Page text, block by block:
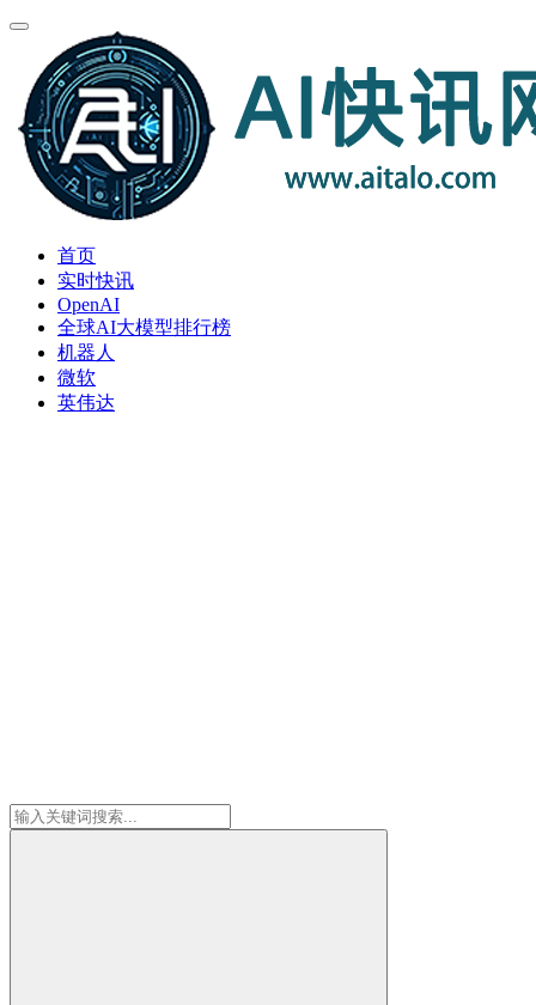
首页
实时快讯
OpenAI
全球AI大模型排行榜
机器人
微软
英伟达